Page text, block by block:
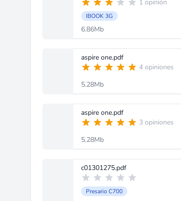
1 opinión
IBOOK 3G
6.86Mb
aspire one.pdf
4 opiniones
5.28Mb
aspire one.pdf
3 opiniones
5.28Mb
c01301275.pdf
Presario C700